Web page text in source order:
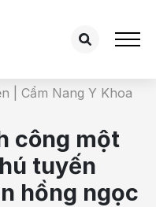
| Cẩm Nang Y Khoa
công một
tuyến
hồng ngọc